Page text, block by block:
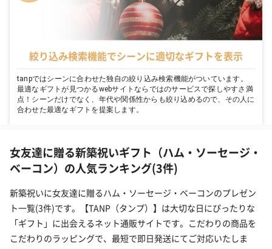
絞り込み検索機能でシーンに適切なギフトを表示
tanpではシーンに合わせた独自の絞り込み検索機能がついています。
最適なギフトが見つかるwebサイトならではのサービスで探しやすさ満
点！シーンだけでなく、年代や関係性からも絞り込めるので、その人に
合わせた最適なギフトを提案します。
女友達に贈る新築祝いギフト（ハム・ソーセージ・
ベーコン）の人気ランキング(3件)
新築祝いに女友達に贈るハム・ソーセージ・ベーコンのプレゼン
ト一覧(3件)です。【TANP（タンプ）】は大切な日にぴったりな
「ギフト」に出会えるネット通販サイトです。こだわりの商品を
こだわりのラッピングで、最短で即日発送にてご対応いたしま